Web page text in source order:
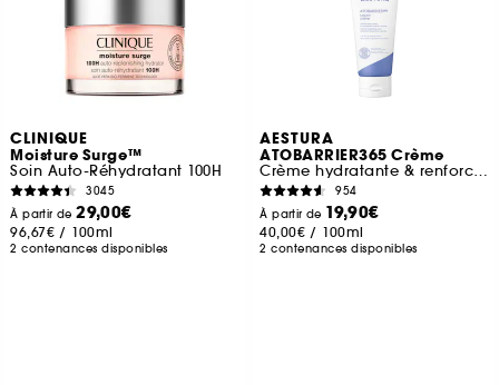
CLINIQUE
Moisture Surge™
Soin Auto-Réhydratant 100H
3045
À partir de29,00€
96,67€ / 100ml
2 contenances disponibles
AESTURA
ATOBARRIER365 Crème
Crème hydratante & renforcant la barrière cutanée
954
À partir de 19,90€
40,00€ / 100ml
2 contenances disponibles